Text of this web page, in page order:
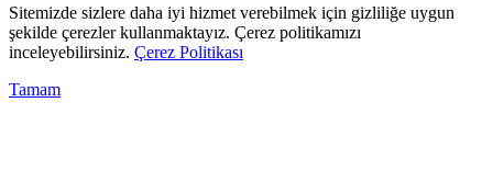
Sitemizde sizlere daha iyi hizmet verebilmek için gizliliğe uygun
şekilde çerezler kullanmaktayız. Çerez politikamızı
inceleyebilirsiniz. Çerez Politikası
Tamam